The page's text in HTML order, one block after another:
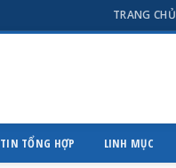
TRANG CHỦ
TIN TỔNG HỢP LINH MỤC